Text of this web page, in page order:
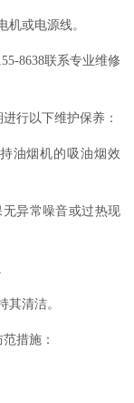
机或电源线。
8638联系专业维修
行以下维护保养：
油烟机的吸油烟效
异常噪音或过热现
其清洁。
措施：